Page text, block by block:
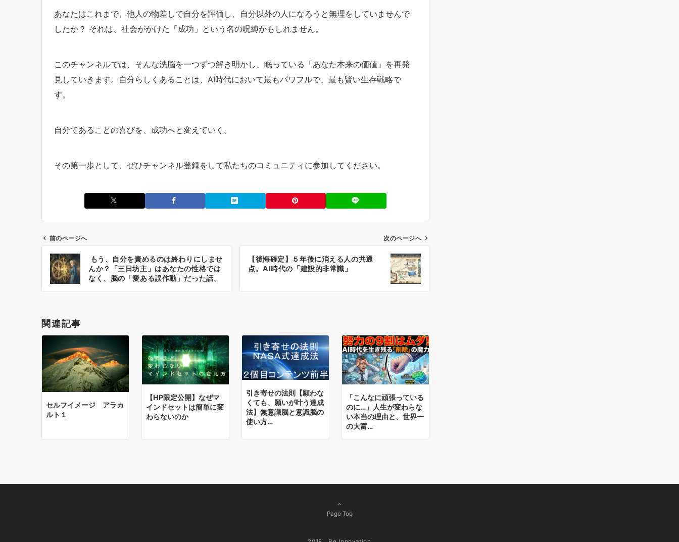
あなたはこれまで、他人の物差しで自分を評価し、自分以外の人になろうと無理をしていませんで
したか？ それは、社会がかけた「成功」という名の呪縛かもしれません。
このチャンネルでは、そんな洗脳を一つずつ解き明かし、眠っている「あなた本来の価値」を再発
見していきます。自分らしくあることは、AI時代において最もパワフルで、最も賢い生存戦略で
す。
自分であることの喜びを、成功へと変えていく。
その第一歩として、ぜひチャンネル登録をして私たちのコミュニティに参加してください。
ビ
シ
ョ
ン
前のページへ
もう、自分を責めるのは終わりにしませ
んか？「三日坊主」はあなたの性格では
なく、脳の「愛ある誤作動」だった話。
次のページへ
【後悔確定】５年後に消える人の共通
点。AI時代の「建設的非常識」
関連記事
セルフイメージ アラカ
ルト１
【HP限定公開】なぜマ
インドセットは簡単に変
わらないのか
引き寄せの法則【願わな
くても、願いが叶う達成
法】無意識脳と意識脳の
使い方…
「こんなに頑張っている
のに…」人生が変わらな
い本当の理由と、世界一
の大富…
Page Top